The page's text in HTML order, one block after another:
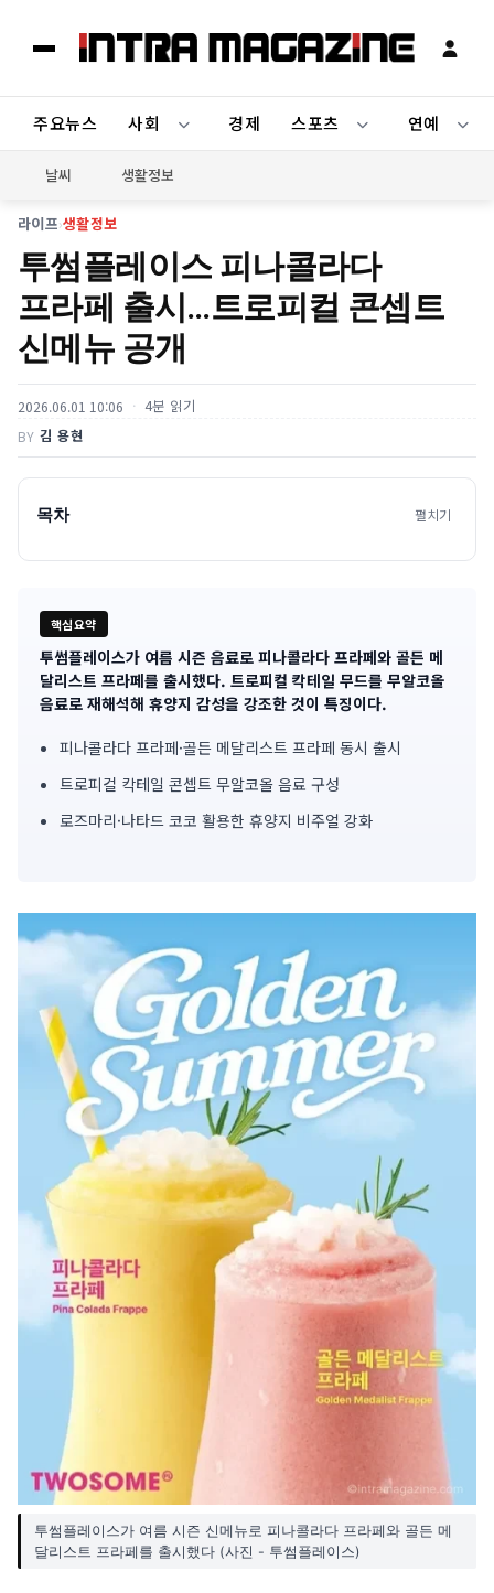
주요뉴스 사회 경제 스포츠 연예
날씨 생활정보
라이프›생활정보
투썸플레이스 피나콜라다
프라페 출시…트로피컬 콘셉트
신메뉴 공개
2026.06.01 10:06 4분 읽기
BY 김 용현
목차 펼치기
핵심요약
기
사
핵
심
투썸플레이스가 여름 시즌 음료로 피나콜라다 프라페와 골든 메
달리스트 프라페를 출시했다. 트로피컬 칵테일 무드를 무알코올
음료로 재해석해 휴양지 감성을 강조한 것이 특징이다.
피나콜라다 프라페·골든 메달리스트 프라페 동시 출시
트로피컬 칵테일 콘셉트 무알코올 음료 구성
로즈마리·나타드 코코 활용한 휴양지 비주얼 강화
투썸플레이스가 여름 시즌 신메뉴로 피나콜라다 프라페와 골든 메
달리스트 프라페를 출시했다 (사진 - 투썸플레이스)